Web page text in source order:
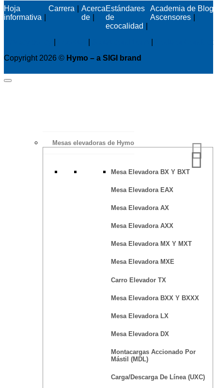
Hoja
informativa
Carrera
Acerca
de
Estándares
de
ecocalidad
Academia de
Ascensores
Blog
Copyright 2026 © Hymo – a SIGI brand
Mesas elevadoras de Hymo
Mesa Elevadora BX Y BXT
Mesa Elevadora EAX
Mesa Elevadora AX
Mesa Elevadora AXX
Mesa Elevadora MX Y MXT
Mesa Elevadora MXE
Carro Elevador TX
Mesa Elevadora BXX Y BXXX
Mesa Elevadora LX
Mesa Elevadora DX
Montacargas Accionado Por
Mástil (MDL)
Carga/Descarga De Línea (UXC)